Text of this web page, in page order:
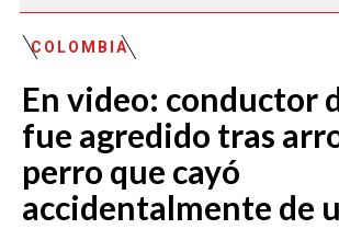
EMISIÓN 7:00 PM
COLOMBIA
En video: conductor
fue agredido tras
perro que cayó
accidentalmente de